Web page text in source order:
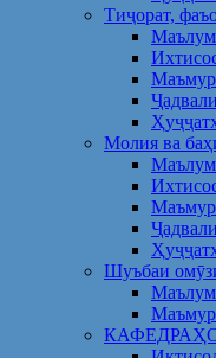
Тиҷорат,
Молия ва
Шуъбаи